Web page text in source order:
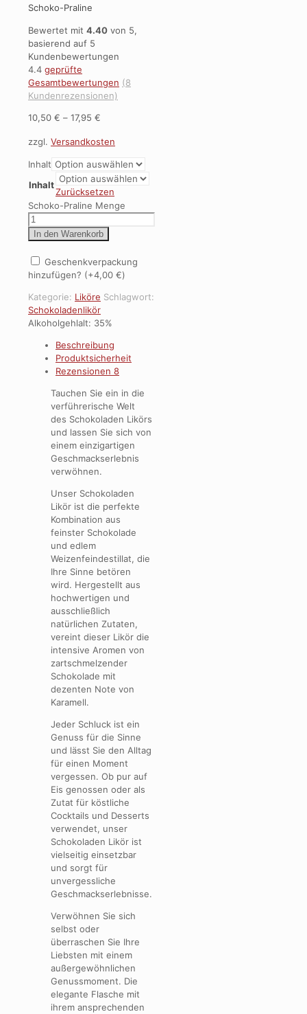
Schoko-Praline
Bewertet mit 4.40 von 5,
basierend auf 5
Kundenbewertungen
4.4 geprüfte
Gesamtbewertungen (8
Kundenrezensionen)
10,50 € – 17,95 €
zzgl. Versandkosten
Inhalt
Inhalt
Zurücksetzen
Schoko-Praline Menge
In den Warenkorb
Geschenkverpackung
hinzufügen? (+4,00 €)
Kategorie: Liköre Schlagwort:
Schokoladenlikör
Alkoholgehlalt: 35%
Beschreibung
Produktsicherheit
Rezensionen 8
Tauchen Sie ein in die
verführerische Welt
des Schokoladen Likörs
und lassen Sie sich von
einem einzigartigen
Geschmackserlebnis
verwöhnen.
Unser Schokoladen
Likör ist die perfekte
Kombination aus
feinster Schokolade
und edlem
Weizenfeindestillat, die
Ihre Sinne betören
wird. Hergestellt aus
hochwertigen und
ausschließlich
natürlichen Zutaten,
vereint dieser Likör die
intensive Aromen von
zartschmelzender
Schokolade mit
dezenten Note von
Karamell.
Jeder Schluck ist ein
Genuss für die Sinne
und lässt Sie den Alltag
für einen Moment
vergessen. Ob pur auf
Eis genossen oder als
Zutat für köstliche
Cocktails und Desserts
verwendet, unser
Schokoladen Likör ist
vielseitig einsetzbar
und sorgt für
unvergessliche
Geschmackserlebnisse.
Verwöhnen Sie sich
selbst oder
überraschen Sie Ihre
Liebsten mit einem
außergewöhnlichen
Genussmoment. Die
elegante Flasche mit
ihrem ansprechenden